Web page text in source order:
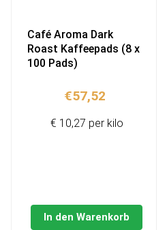
Café Aroma Dark
Roast Kaffeepads (8 x
100 Pads)
€57,52
In den Warenkorb
€ 10,27 per kilo